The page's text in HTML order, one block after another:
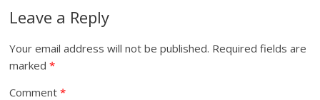
Leave a Reply
Your email address will not be published. Required fields are
marked*
Comment*